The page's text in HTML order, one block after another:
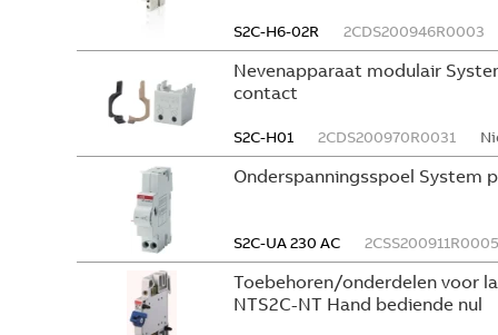
S2C-H6-02R 2CDS200946R0003
Nevenapparaat modulair
contact
S2C-H01 2CDS200970R0031
Onderspanningsspoel System
S2C-UA 230 AC 2CSS200911R0005
Toebehoren/onderdelen voor
NTS2C-NT Hand bediende nul